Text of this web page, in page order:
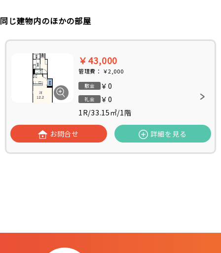
同じ建物内のほかの部屋
￥43,000
管理費： ￥2,000
敷金 ￥0
礼金
￥0
1R/33.15㎡/1階
お問合せ 詳細を見る